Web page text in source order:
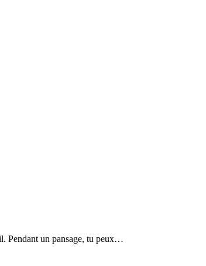
Pendant un pansage, tu peux…